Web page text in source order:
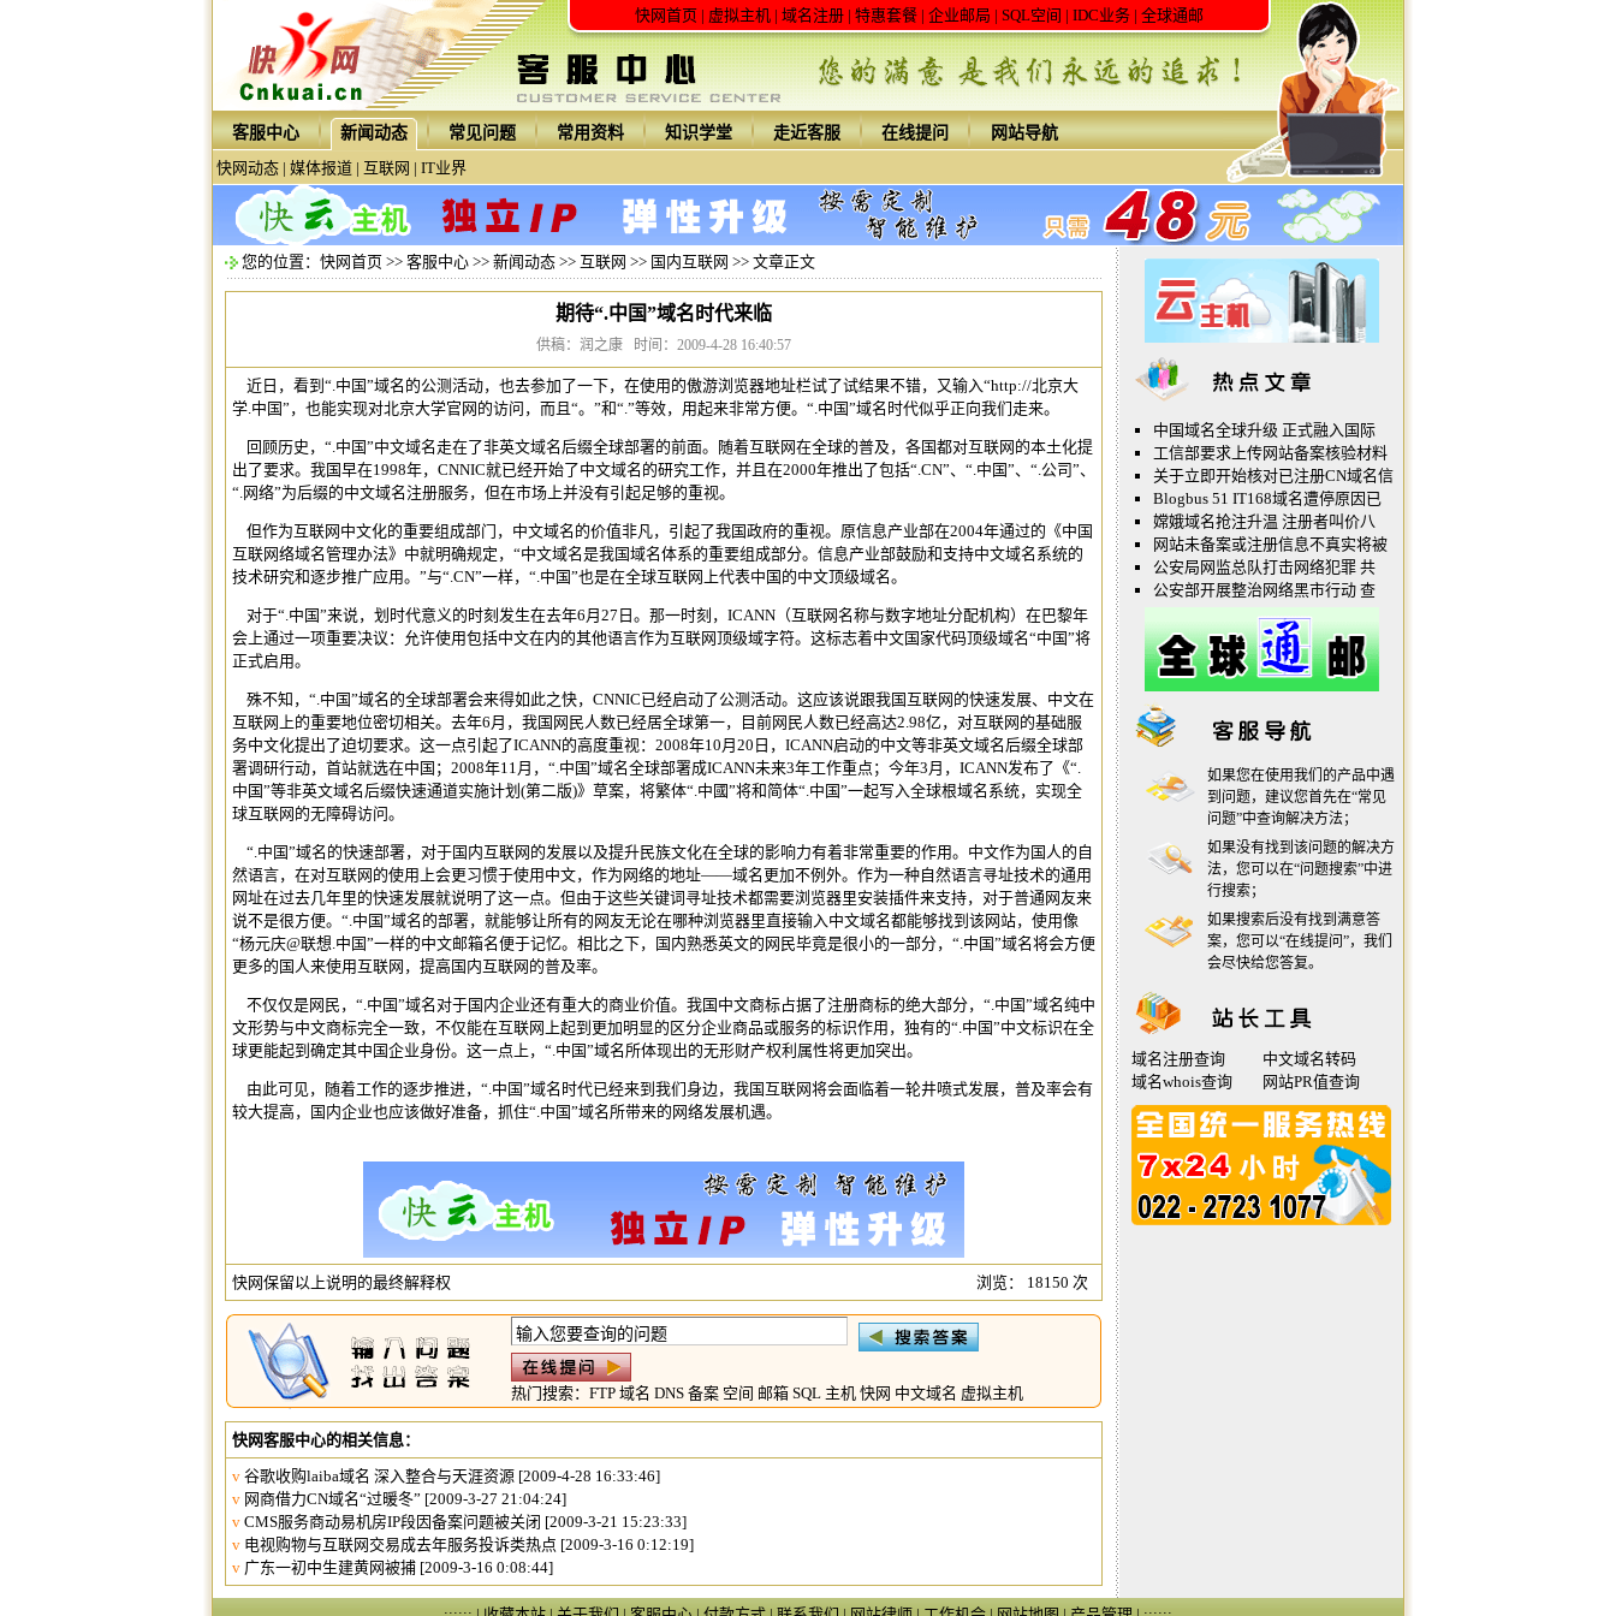
快网首页| 虚拟主机| 域名注册| 特惠套餐| 企业邮局 | SQL空间 | IDC业务| 全球通邮
客服中心 新闻动态 常见问题 常用资料 知识学堂 走近客服 在线提问
网站导航
快网动态 | 媒体报道 | 互联网 | IT业界
您的位置： 快网首页 >> 客服中心 >> 新闻动态 >> 互联网 >> 国内互联网 >> 文章正文
期待“.中国”域名时代来临
供稿：润之康 时间：2009-4-28 16:40:57
近日，看到“.中国”域名的公测活动，也去参加了一下，在使用的傲游浏览器地址栏试了试结果不错，又输入“http://北京大
学.中国”，也能实现对北京大学官网的访问，而且“。”和“.”等效，用起来非常方便。“.中国”域名时代似乎正向我们走来。
回顾历史，“.中国”中文域名走在了非英文域名后缀全球部署的前面。随着互联网在全球的普及，各国都对互联网的本土化提
出了要求。我国早在1998年，CNNIC就已经开始了中文域名 的研究工作，并且在2000年推出了包括“.CN”、“.中国”、“.公司”、
“.网络”为后缀的中文域名注册服务，但在市场上并没有引起足够的重视。
但作为互联网中文化的重要组成部门， 中文域名 的价值非凡，引起了我国政府的重视。原信息产业部在2004年通过的《中国
互联网络域名管理办法》中就明确规定，“中文域名是我国域名体系的重要组成部分。信息产业部鼓励和支持中文域名 系统的
技术研究和逐步推广应用。”与“.CN”一样，“.中国”也是在全球互联网上代表中国的中文顶级域名。
对于“.中国”来说，划时代意义的时刻发生在去年6月27日。那一时刻，ICANN（互联网名称与数字地址分配机构）在巴黎年
会上通过一项重要决议：允许使用包括中文在内的其他语言作为互联网顶级域字符。这标志着中文国家代码顶级域名“中国”将
正式启用。
殊不知，“.中国”域名的全球部署会来得如此之快，CNNIC已经启动了公测活动。这应该说跟我国互联网的快速发展、中文在
互联网上的重要地位密切相关。去年6月，我国网民人数已经居全球第一，目前网民人数已经高达2.98亿，对互联网的基础服
务中文化提出了迫切要求。这一点引起了ICANN的高度重视：2008年10月20日，ICANN启动的中文等非英文域名后缀全球部
署调研行动，首站就选在中国；2008年11月，“.中国”域名全球部署成ICANN未来3年工作重点；今年3月，ICANN发布了《“.
中国”等非英文域名后缀快速通道实施计划(第二版)》草案，将繁体“.中國”将和简体“.中国”一起写入全球根域名系统，实现全
球互联网的无障碍访问。
“.中国”域名的快速部署，对于国内互联网的发展以及提升民族文化在全球的影响力有着非常重要的作用。中文作为国人的自
然语言，在对互联网的使用上会更习惯于使用中文，作为网络的地址——域名更加不例外。作为一种自然语言寻址技术的通用
网址在过去几年里的快速发展就说明了这一点。但由于这些关键词寻址技术都需要浏览器里安装插件来支持，对于普通网友来
说不是很方便。“.中国”域名的部署，就能够让所有的网友无论在哪种浏览器里直接输入中文域名都能够找到该网站，使用像
“杨元庆@联想.中国”一样的中文邮箱名便于记忆。相比之下，国内熟悉英文的网民毕竟是很小的一部分，“.中国”域名将会方便
更多的国人来使用互联网，提高国内互联网的普及率。
不仅仅是网民，“.中国”域名对于国内企业还有重大的商业价值。我国中文商标占据了注册商标的绝大部分，“.中国”域名纯中
文形势与中文商标完全一致，不仅能在互联网上起到更加明显的区分企业商品或服务的标识作用，独有的“.中国”中文标识在全
球更能起到确定其中国企业身份。这一点上，“.中国”域名所体现出的无形财产权利属性将更加突出。
由此可见，随着工作的逐步推进，“.中国”域名时代已经来到我们身边，我国互联网将会面临着一轮井喷式发展，普及率会有
较大提高，国内企业也应该做好准备，抓住“.中国”域名所带来的网络发展机遇。
快网保留以上说明的最终解释权 浏览： 18150 次
热门搜索： FTP 域名 DNS 备案 空间 邮箱 SQL 主机 快网 中文域名 虚拟主机
快网客服中心的相关信息：
v 谷歌收购laiba域名 深入整合与天涯资源 [2009-4-28 16:33:46]
v 网商借力CN域名“过暖冬” [2009-3-27 21:04:24]
v CMS服务商动易机房IP段因备案问题被关闭 [2009-3-21 15:23:33]
v 电视购物与互联网交易成去年服务投诉类热点 [2009-3-16 0:12:19]
v 广东一初中生建黄网被捕 [2009-3-16 0:08:44]
中国域名全球升级 正式融入国际
工信部要求上传网站备案核验材料
关于立即开始核对已注册CN域名信
Blogbus 51 IT168域名遭停原因已
嫦娥域名抢注升温 注册者叫价八
网站未备案或注册信息不真实将被
公安局网监总队打击网络犯罪 共
公安部开展整治网络黑市行动 查
如果您在使用我们的产品中遇
到问题，建议您首先在“常见
问题”中查询解决方法；
如果没有找到该问题的解决方
法，您可以在“问题搜索”中进
行搜索；
如果搜索后没有找到满意答
案，您可以“在线提问 ”，我们
会尽快给您答复。
域名注册查询
中文域名转码
域名whois查询
网站PR值查询